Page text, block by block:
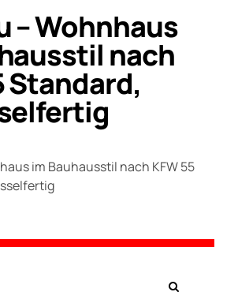
– Wohnhaus
nach
Standard,
im Bauhausstil nach KFW 55